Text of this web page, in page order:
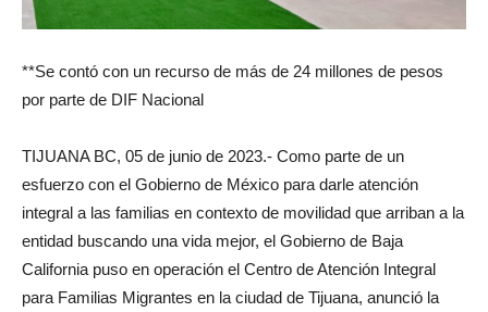
**Se contó con un recurso de más de 24 millones de pesos
por parte de DIF Nacional
TIJUANA BC, 05 de junio de 2023.- Como parte de un
esfuerzo con el Gobierno de México para darle atención
integral a las familias en contexto de movilidad que arriban a la
entidad buscando una vida mejor, el Gobierno de Baja
California puso en operación el Centro de Atención Integral
para Familias Migrantes en la ciudad de Tijuana, anunció la